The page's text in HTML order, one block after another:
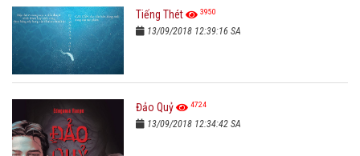
Tiếng Thét 3950
13/09/2018 12:39:16 SA
Đảo Quỷ 4724
13/09/2018 12:34:42 SA